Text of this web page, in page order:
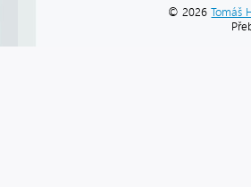
© 2026Tomáš